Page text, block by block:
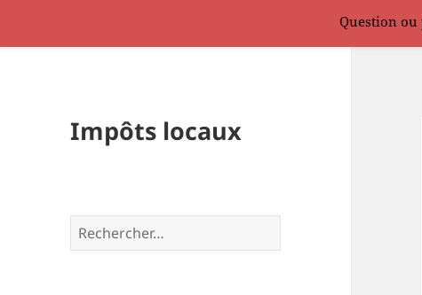
Impôts locaux
Rechercher :
Question